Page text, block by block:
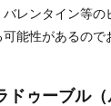
レンタイン等の
能性があるので
ゥーブル（